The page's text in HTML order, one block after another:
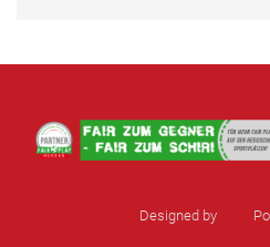
Designed by